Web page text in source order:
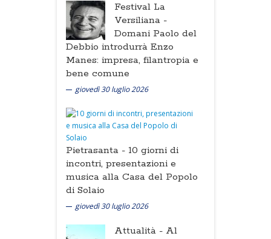
Festival La
Versiliana -
Domani Paolo del
Debbio introdurrà Enzo
Manes: impresa, filantropia e
bene comune
giovedì 30 luglio 2026
Pietrasanta - 10 giorni di
incontri, presentazioni e
musica alla Casa del Popolo
di Solaio
giovedì 30 luglio 2026
Attualità - Al